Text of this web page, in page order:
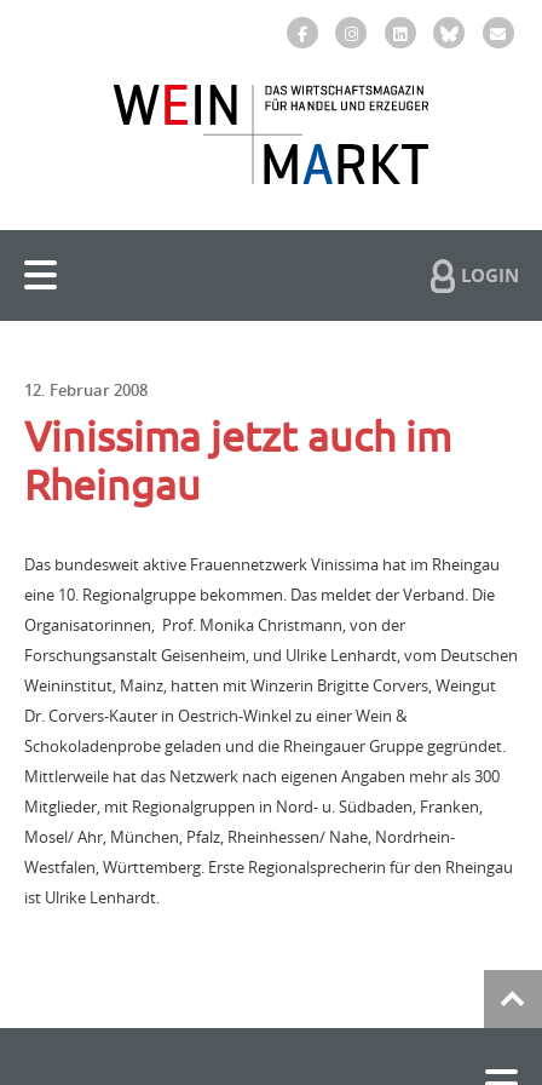
LOGIN
12. Februar 2008
Vinissima jetzt auch im
Rheingau
Das bundesweit aktive Frauennetzwerk Vinissima hat im Rheingau
eine 10. Regionalgruppe bekommen. Das meldet der Verband. Die
Organisatorinnen, Prof. Monika Christmann, von der
Forschungsanstalt Geisenheim, und Ulrike Lenhardt, vom Deutschen
Weininstitut, Mainz, hatten mit Winzerin Brigitte Corvers, Weingut
Dr. Corvers-Kauter in Oestrich-Winkel zu einer Wein &
Schokoladenprobe geladen und die Rheingauer Gruppe gegründet.
Mittlerweile hat das Netzwerk nach eigenen Angaben mehr als 300
Mitglieder, mit Regionalgruppen in Nord- u. Südbaden, Franken,
Mosel/ Ahr, München, Pfalz, Rheinhessen/ Nahe, Nordrhein-
Westfalen, Württemberg. Erste Regionalsprecherin für den Rheingau
ist Ulrike Lenhardt.